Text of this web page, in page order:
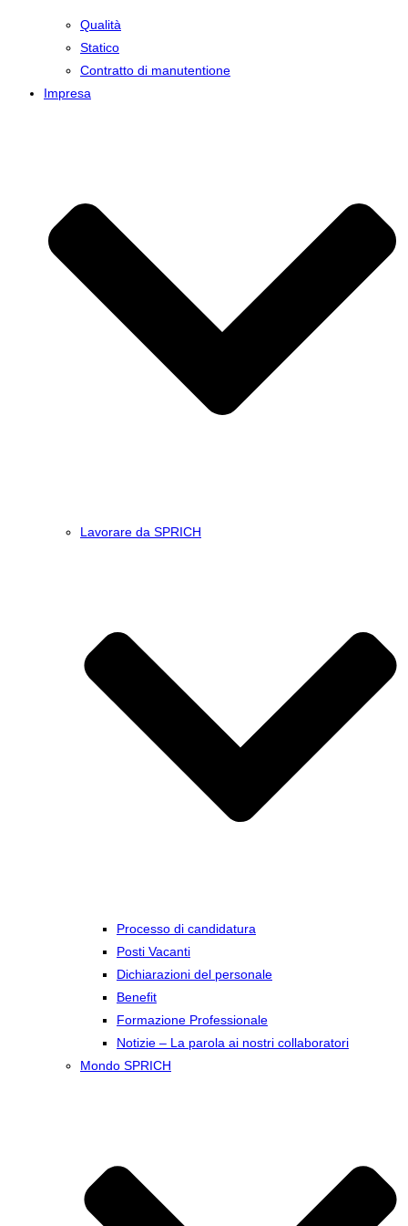
Qualità
Statico
Contratto di manutentione
Impresa
Lavorare da SPRICH
Processo di candidatura
Posti Vacanti
Dichiarazioni del personale
Benefit
Formazione Professionale
Notizie – La parola ai nostri collaboratori
Mondo SPRICH